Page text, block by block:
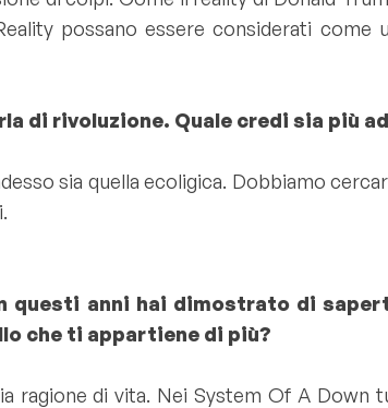
possano essere considerati
di rivoluzione. Quale credi sia
sia quella ecoligica. Dobbiamo
questi anni hai dimostrato di
che ti appartiene di più?
ragione di vita. Nei System Of A